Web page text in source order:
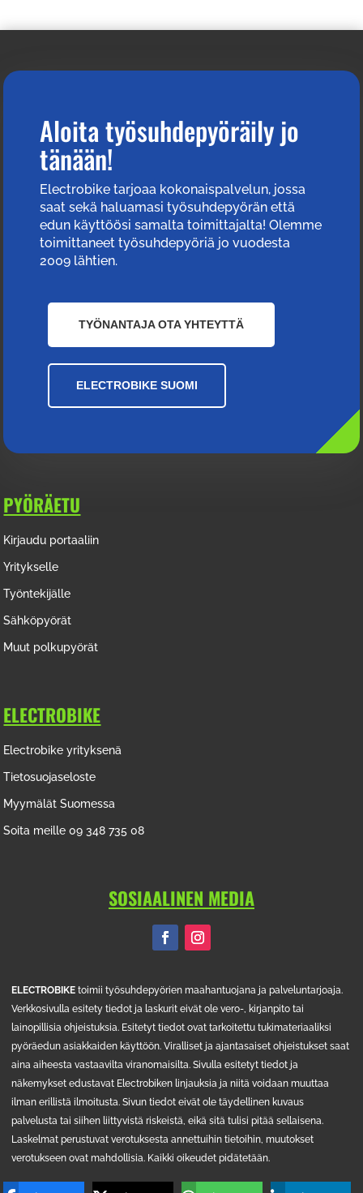
Aloita työsuhdepyöräily jo
tänään!
Electrobike tarjoaa kokonaispalvelun, jossa
saat sekä haluamasi työsuhdepyörän että
edun käyttöösi samalta toimittajalta! Olemme
toimittaneet työsuhdepyöriä jo vuodesta
2009 lähtien.
TYÖNANTAJA OTA YHTEYTTÄ
ELECTROBIKE SUOMI
PYÖRÄETU
Kirjaudu portaaliin
Yritykselle
Työntekijälle
Sähköpyörät
Muut polkupyörät
ELECTROBIKE
Electrobike yrityksenä
Tietosuojaseloste
Myymälät Suomessa
Soita meille 09 348 735 08
SOSIAALINEN MEDIA
ELECTROBIKE toimii työsuhdepyörien maahantuojana ja palveluntarjoaja.
Verkkosivulla esitety tiedot ja laskurit eivät ole vero-, kirjanpito tai
lainopillisia ohjeistuksia. Esitetyt tiedot ovat tarkoitettu tukimateriaaliksi
pyöräedun asiakkaiden käyttöön. Viralliset ja ajantasaiset ohjeistukset saat
aina aiheesta vastaavilta viranomaisilta. Sivulla esitetyt tiedot ja
näkemykset edustavat Electrobiken linjauksia ja niitä voidaan muuttaa
ilman erillistä ilmoitusta. Sivun tiedot eivät ole täydellinen kuvaus
palvelusta tai siihen liittyvistä riskeistä, eikä sitä tulisi pitää sellaisena.
Laskelmat perustuvat verotuksesta annettuihin tietoihin, muutokset
verotukseen ovat mahdollisia. Kaikki oikeudet pidätetään.